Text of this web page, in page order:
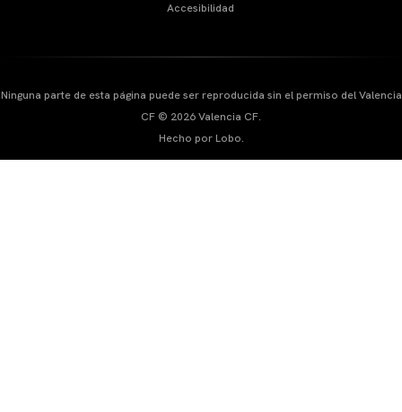
Accesibilidad
Ninguna parte de esta página puede ser reproducida sin el permiso del Valencia
CF © 2026 Valencia CF.
Hecho por Lobo.